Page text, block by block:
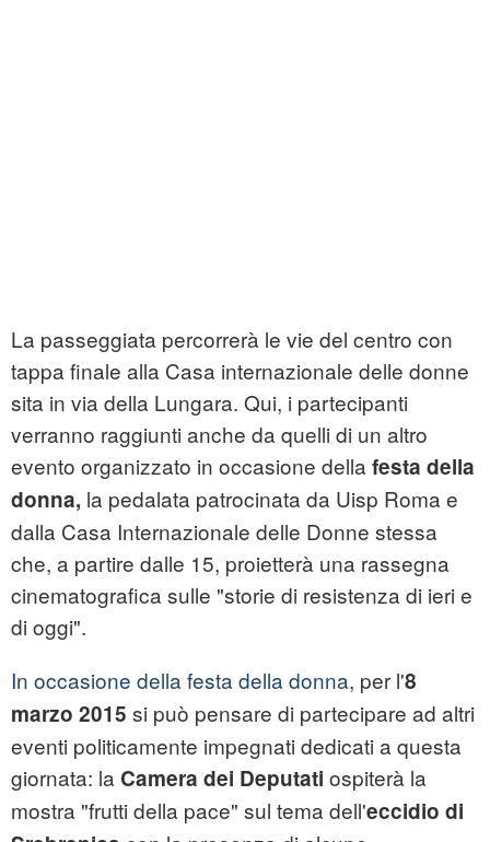
La passeggiata percorrerà le vie del centro con
tappa finale alla Casa internazionale delle donne
sita in via della Lungara. Qui, i partecipanti
verranno raggiunti anche da quelli di un altro
evento organizzato in occasione della festa della
donna, la pedalata patrocinata da Uisp Roma e
dalla Casa Internazionale delle Donne stessa
che, a partire dalle 15, proietterà una rassegna
cinematografica sulle "storie di resistenza di ieri e
di oggi".
In occasione della festa della donna, per l'8
marzo 2015 si può pensare di partecipare ad altri
eventi politicamente impegnati dedicati a questa
giornata: la Camera dei Deputati ospiterà la
mostra "frutti della pace" sul tema dell'eccidio di